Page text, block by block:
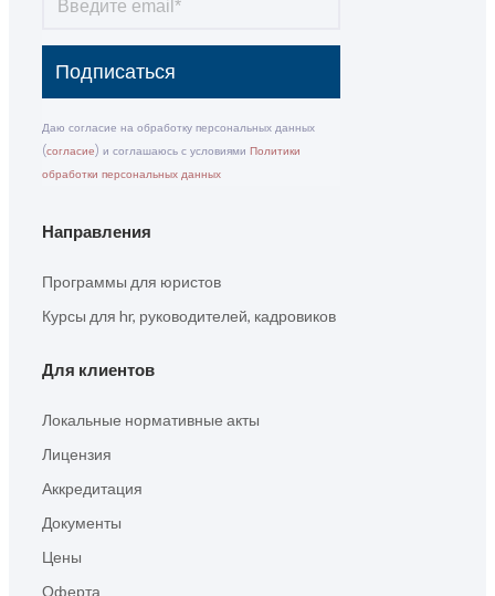
Подписаться
Даю согласие на обработку персональных данных
(согласие) и соглашаюсь с условиями Политики
обработки персональных данных
Направления
Программы для юристов
Курсы для hr, руководителей, кадровиков
Для клиентов
Локальные нормативные акты
Лицензия
Аккредитация
Документы
Цены
Оферта